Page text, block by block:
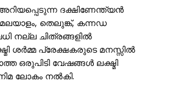
ദക്ഷിണേന്ത്യൻ
മലയാളം, തെലുങ്ക്, കന്നഡ
നല്ല ചിത്രങ്ങളിൽ
ശർമ്മ പ്രേക്ഷകരുടെ മനസ്സിൽ
ഒരുപിടി വേഷങ്ങൾ ലക്ഷ്മി
ലോകം നൽകി.